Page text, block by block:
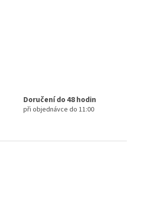
Doručení do 48 hodin
při objednávce do 11:00